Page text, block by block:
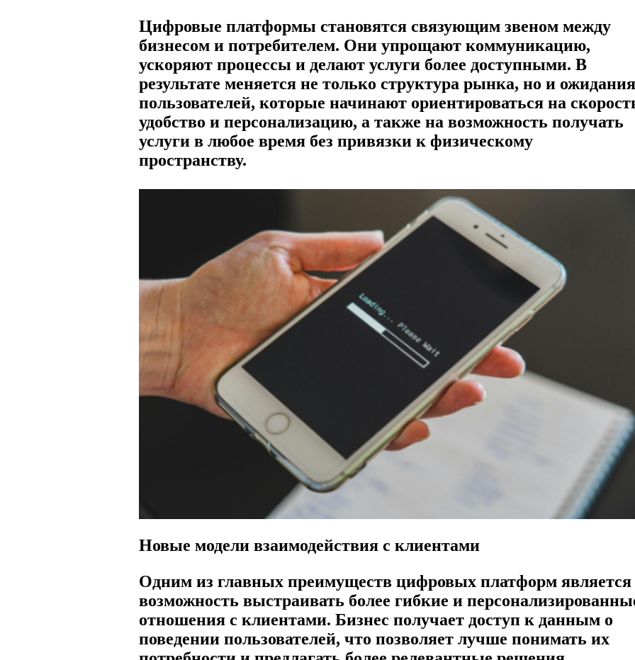
Цифровые платформы становятся связующим звеном между
бизнесом и потребителем. Они упрощают коммуникацию,
ускоряют процессы и делают услуги более доступными. В
результате меняется не только структура рынка, но и ожидания
пользователей, которые начинают ориентироваться на
удобство и персонализацию, а также на возможность получать
услуги в любое время без привязки к физическому
пространству.
Новые модели взаимодействия с клиентами
Одним из главных преимуществ цифровых платформ является
возможность выстраивать более гибкие и
отношения с клиентами. Бизнес получает доступ к данным о
поведении пользователей, что позволяет лучше понимать их